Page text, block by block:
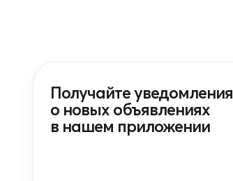
Получайте уведомления
о новых объявлениях
в нашем приложении